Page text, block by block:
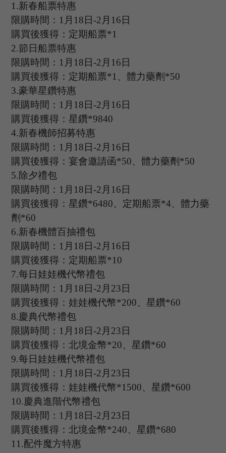
1.新春船票特惠
限購時間： 1 月 18 日-2月 16 日
購買後獲得：定期船票*1
2.節日船票特惠
限購時間： 1 月 18 日-2月 16 日
購買後獲得：定期船票*1、體力藥劑 *50
3.豪華星鑽特惠
限購時間： 1 月 18 日-2月 16 日
購買後獲得：星鑽*9840
4.新春機師招募特惠
限購時間： 1 月 18 日-2月 16 日
購買後獲得：宴會邀請函*50、體力藥劑 *50
5.除夕禮包
限購時間： 1 月 18 日-2月 16 日
購買後獲得：星鑽*6480、定期船票*4、體力藥
劑 *60
6.新春機體百抽禮包
限購時間： 1 月 18 日-2月 16 日
購買後獲得：定期船票*10
7.每日娃娃機代幣禮包
限購時間： 1 月 18 日-2月 23 日
購買後獲得：娃娃機代幣*200、星鑽*60
8.慶典代幣禮包
限購時間： 1 月 18 日-2月 23 日
購買後獲得：北境金幣*20、星鑽*60
9.每日娃娃機代幣禮包
限購時間： 1 月 18 日-2月 23 日
購買後獲得：娃娃機代幣*1500、星鑽*600
10.慶典進階代幣禮包
限購時間： 1 月 18 日-2月 23 日
購買後獲得：北境金幣*240、星鑽*680
11.配件魔方特惠